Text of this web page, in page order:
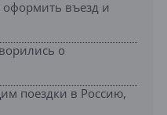
въезд и
о
поездки в Россию,